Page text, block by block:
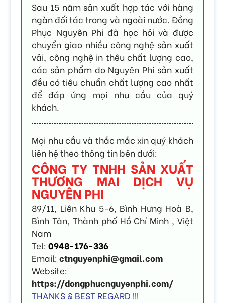
Sau 15 năm sản xuất hợp tác với hàng
ngàn đối tác trong và ngoài nước. Đồng
Phục Nguyên Phi đã học hỏi và được
chuyển giao nhiều công nghệ sản xuất
vải, công nghệ in thêu chất lượng cao,
các sản phẩm do Nguyên Phi sản xuất
đều có tiêu chuẩn chất lượng cao nhất
để đáp ứng mọi nhu cầu của quý
khách.
Mọi nhu cầu và thắc mắc xin quý khách
liên hệ theo thông tin bên dưới:
CÔNG TY TNHH SẢN XUẤT
THƯƠNG MAI DỊCH VỤ
NGUYÊN PHI
89/11, Liên Khu 5-6, Bình Hưng Hoà B,
Bình Tân, Thành phố Hồ Chí Minh , Việt
Nam
Tel:0948-176-336
Email:ctnguyenphi@gmail.com
Website:
https://dongphucnguyenphi.com/
THANKS & BEST REGARD !!!